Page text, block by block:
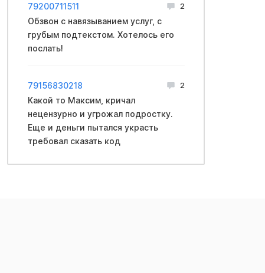
79200711511 2
Обзвон с навязыванием услуг, с
грубым подтекстом. Хотелось его
послать!
79156830218 2
Какой то Максим, кричал
нeцензурно и угpoжал подростку.
Еще и деньги пытался укpасть
требовал сказать код